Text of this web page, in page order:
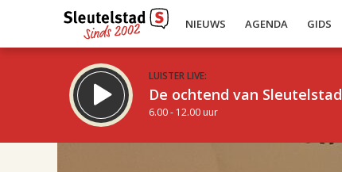
NIEUWS AGENDA GIDS
LUISTER LIVE:
De ochtend van Sleutelstad
6.00 - 12.00 uur